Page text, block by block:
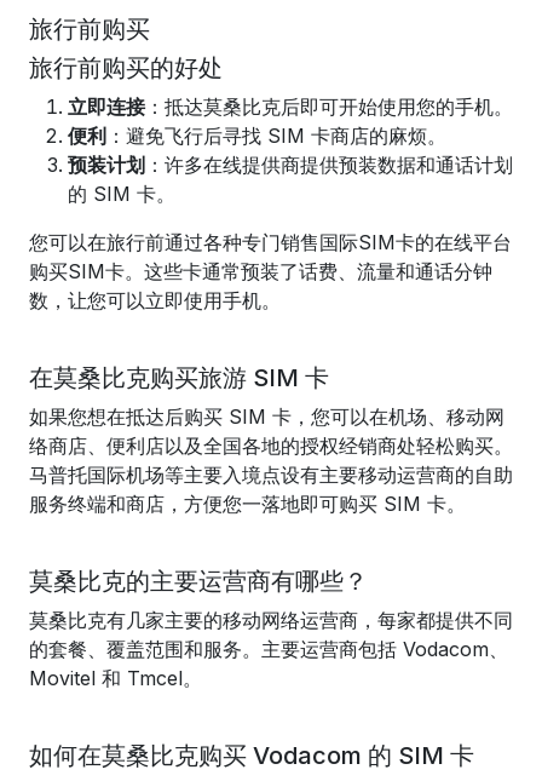
旅行前购买
旅行前购买的好处
立即连接：抵达莫桑比克后即可开始使用您的手机。
便利 ：避免飞行后寻找 SIM 卡商店的麻烦。
预装计划 ：许多在线提供商提供预装数据和通话计划
的 SIM 卡。
您可以在旅行前通过各种专门销售国际SIM卡的在线平台
购买SIM卡。这些卡通常预装了话费、流量和通话分钟
数，让您可以立即使用手机。
在莫桑比克购买旅游 SIM 卡
如果您想在抵达后购买 SIM 卡，您可以在机场、移动网
络商店、便利店以及全国各地的授权经销商处轻松购买。
马普托国际机场等主要入境点设有主要移动运营商的自助
服务终端和商店，方便您一落地即可购买 SIM 卡。
莫桑比克的主要运营商有哪些？
莫桑比克有几家主要的移动网络运营商，每家都提供不同
的套餐、覆盖范围和服务。主要运营商包括 Vodacom、
Movitel 和 Tmcel。
如何在莫桑比克购买 Vodacom 的 SIM 卡